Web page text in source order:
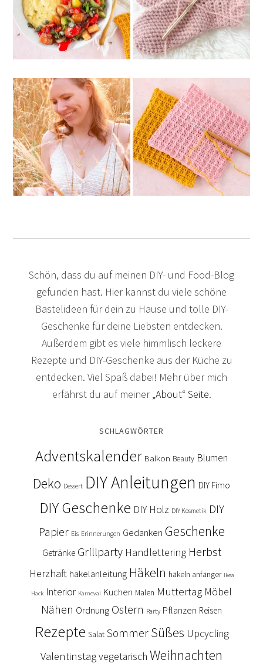
Schön, dass du auf meinen DIY- und Food-Blog
gefunden hast. Hier kannst du viele schöne
Bastelideen für dein zu Hause und tolle DIY-
Geschenke für deine Liebsten entdecken.
Außerdem gibt es viele himmlisch leckere
Rezepte und DIY-Geschenke aus der Küche zu
entdecken. Viel Spaß dabei! Mehr über mich
erfährst du auf meiner„About“ Seite.
SCHLAGWÖRTER
Adventskalender Balkon Beauty Blumen
Deko Dessert DIY Anleitungen DIY Fimo
DIY Geschenke DIY Holz DIY Kosmetik DIY
Papier Eis Erinnerungen Gedanken Geschenke
Getränke Grillparty Handlettering Herbst
Herzhaft häkelanleitung Häkeln häkeln anfänger Ikea
Hack Interior Karneval Kuchen Malen Muttertag Möbel
Nähen Ordnung Ostern Party Pflanzen Reisen
Rezepte Salat Sommer Süßes Upcycling
Valentinstagvegetarisch Weihnachten